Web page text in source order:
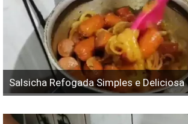
Salsicha Refogada Simples e Deliciosa